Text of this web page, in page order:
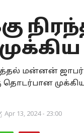
மன்னன் ஜாபர்
Apr 13, 2024 - 23:00